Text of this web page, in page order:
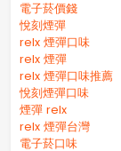
電子菸價錢
悅刻煙彈
relx 煙彈口味
relx 煙彈
relx 煙彈口味推薦
悅刻煙彈口味
煙彈 relx
relx 煙彈台灣
電子菸口味